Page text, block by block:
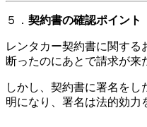
５． 契約書の確認ポイント
レンタカー契約書に関す
断ったのにあとで請求が来
しかし、契約書に署名を
明になり、署名は法的効力